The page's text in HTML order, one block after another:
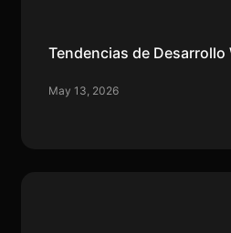
Tendencias de Desarrollo
May 13, 2026